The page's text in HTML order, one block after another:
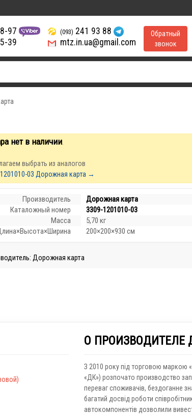
97
39
(093) 241 93 88
mtz.in.ua@gmail.com
Обратный
звонок
нет в наличии
выбрать из аналогов
03 Дорожная карта →
Производитель
Дорожная карта
Каталожный номер
3309-1201010-03
Масса
5,70 кг
200×200×930 см
Дорожная карта
О ПРОИЗВОДИТЕЛЕ
З 2010 року під торговою маркою
«ДК») розпочато производство
переваг споживачів, бездоганне
багатий досвід роботи
автокомпонентів дозволили